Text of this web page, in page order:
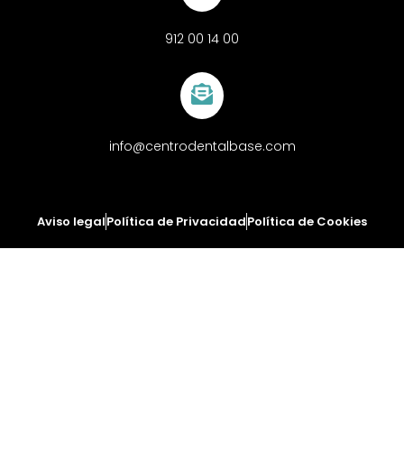
912 00 14 00
info@centrodentalbase.com
Aviso legalPolítica de PrivacidadPolítica de Cookies